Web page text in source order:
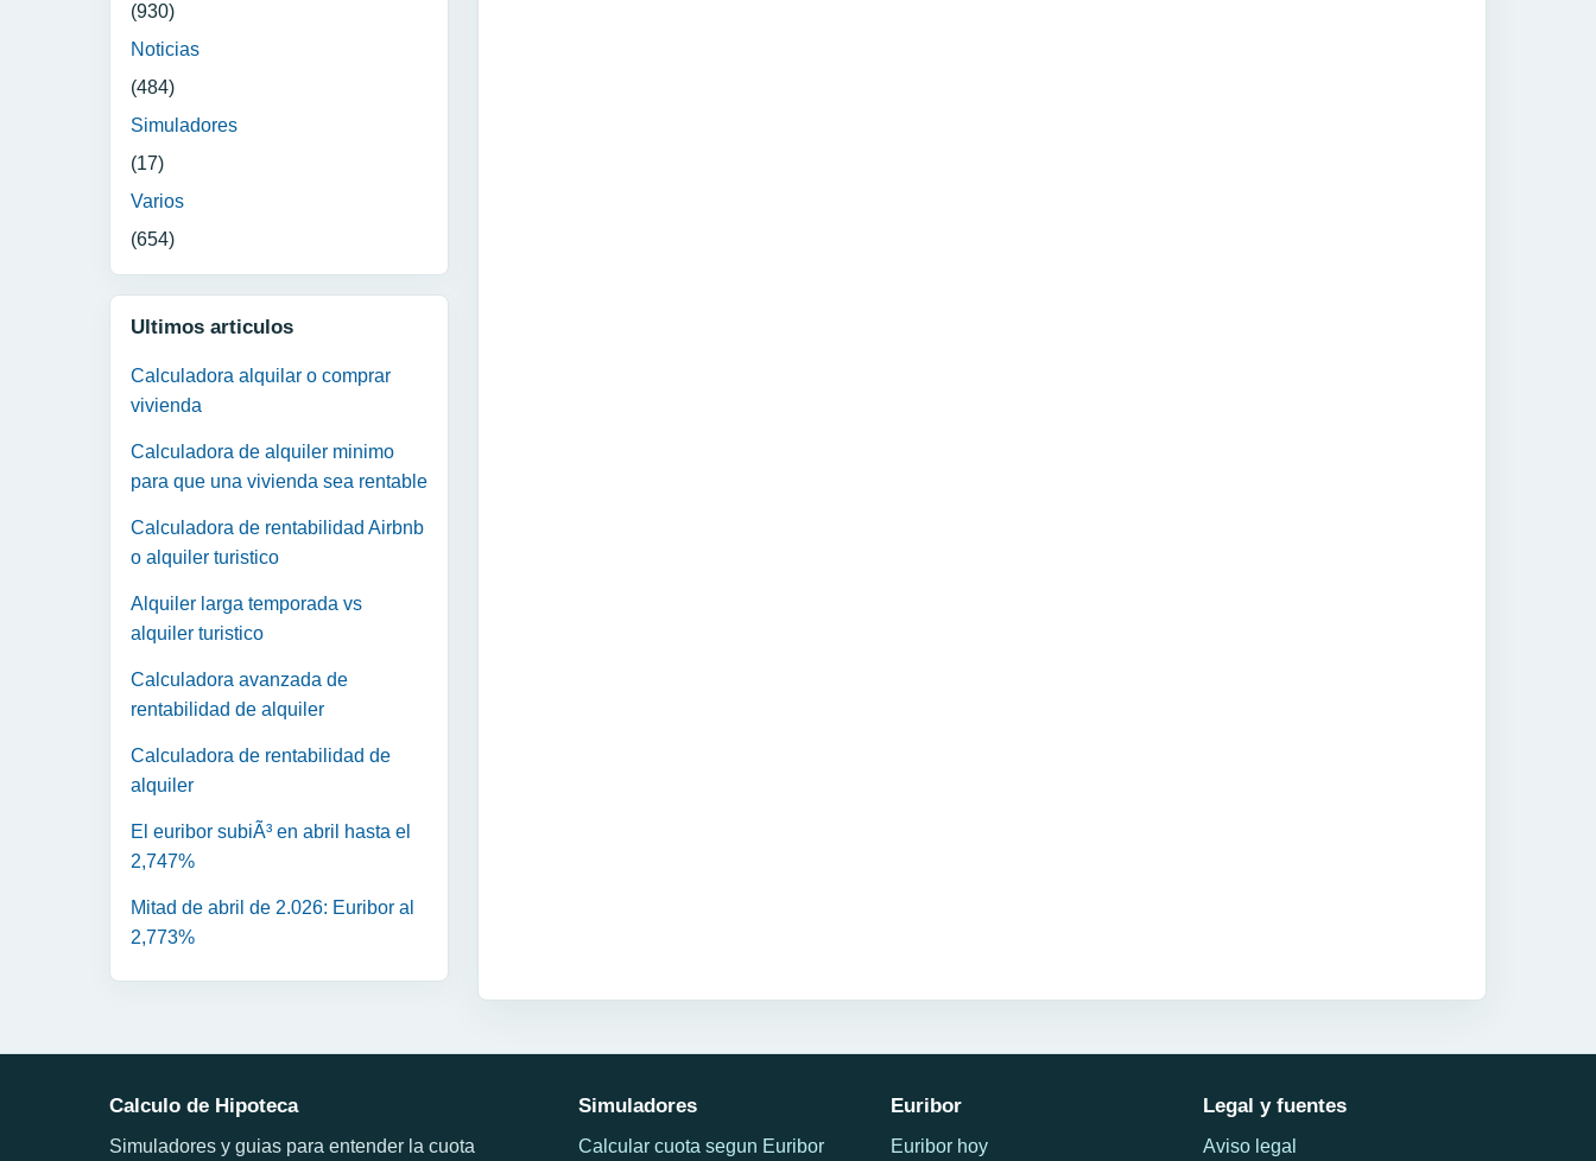
(930)
Noticias
(484)
Simuladores
(17)
Varios
(654)
Ultimos articulos
Calculadora alquilar o comprar
vivienda
Calculadora de alquiler minimo
para que una vivienda sea rentable
Calculadora de rentabilidad Airbnb
o alquiler turistico
Alquiler larga temporada vs
alquiler turistico
Calculadora avanzada de
rentabilidad de alquiler
Calculadora de rentabilidad de
alquiler
El euribor subiÃ³ en abril hasta el
2,747%
Mitad de abril de 2.026: Euribor al
2,773%
Calculo de Hipoteca
Simuladores y guias para entender la cuota
Simuladores
Calcular cuota segun Euribor
Euribor
Euribor hoy
Legal y fuentes
Aviso legal